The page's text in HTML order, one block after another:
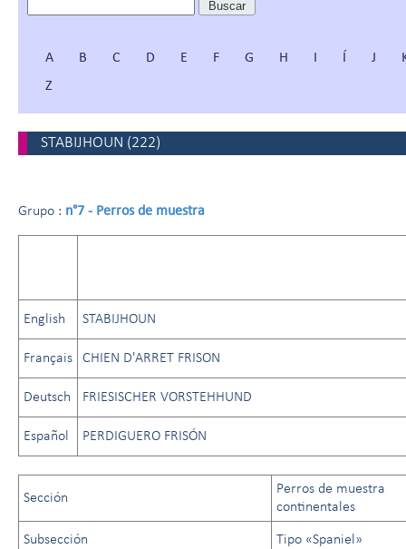
A B C D E F G H I Í J
Z
STABIJHOUN (222)
Grupo : n°7 - Perros de muestra
English STABIJHOUN
Français CHIEN D'ARRET FRISON
Deutsch FRIESISCHER VORSTEHHUND
Español PERDIGUERO FRISÓN
Sección
Perros de muestra
continentales
Subsección Tipo «Spaniel»